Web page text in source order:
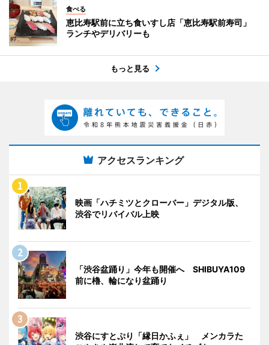
食べる
恵比寿駅前に立ち食いすし店「恵比寿駅前寿司」
ランチやデリバリーも
もっと見る
アクセスランキング
映画「ハチミツとクローバー」デジタル版、
渋谷でリバイバル上映
「渋谷盆踊り」今年も開催へ SHIBUYA109
前に櫓、輪になり盆踊り
渋谷にすとぷり「縁日かふぇ」 メンカラた